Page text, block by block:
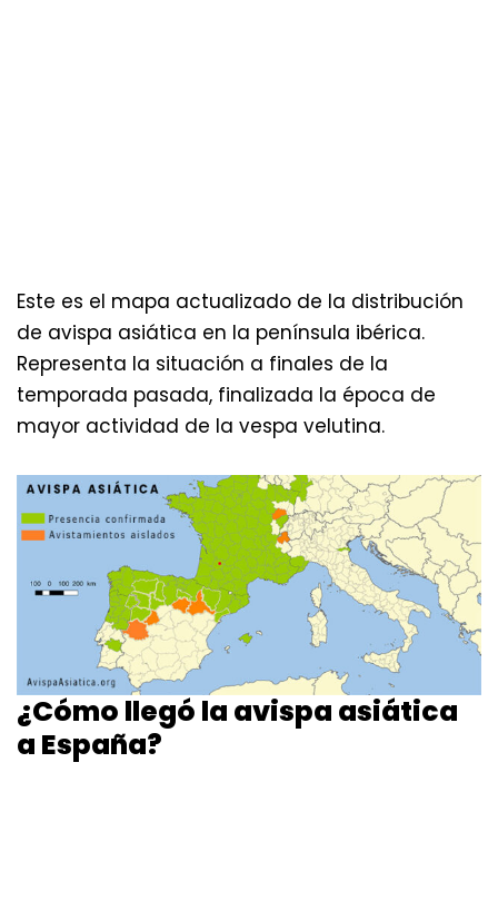
Este es el mapa actualizado de la distribución
de avispa asiática en la península ibérica.
Representa la situación a finales de la
temporada pasada, finalizada la época de
mayor actividad de la vespa velutina.
¿Cómo llegó la avispa asiática
a España?